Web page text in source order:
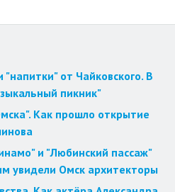
от Чайковского. В
пикник"
Как прошло открытие
и "Любинский пассаж"
увидели Омск архитекторы